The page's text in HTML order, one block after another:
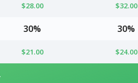
$28.00 $32.00
30% 30%
$21.00 $24.00